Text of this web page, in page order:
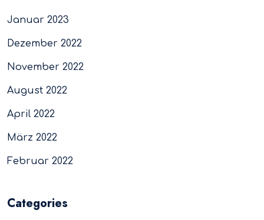
Januar 2023
Dezember 2022
November 2022
August 2022
April 2022
März 2022
Februar 2022
Categories